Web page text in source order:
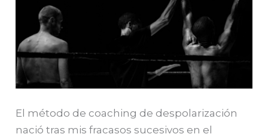
El método de coaching de despolarización
nació tras mis fracasos sucesivos en el